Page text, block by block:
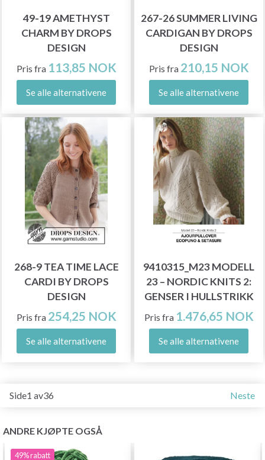
49-19 AMETHYST
CHARM BY DROPS
DESIGN
Pris fra 113,85 NOK
Se alle alternativene
267-26 SUMMER LIVING
CARDIGAN BY DROPS
DESIGN
Pris fra 210,15 NOK
Se alle alternativene
268-9 TEA TIME LACE
CARDI BY DROPS
DESIGN
Pris fra 254,25 NOK
Se alle alternativene
9410315_M23 MODELL
23 – NORDIC KNITS 2:
GENSER I HULLSTRIKK
Pris fra 1.476,65 NOK
Se alle alternativene
Side1 av36 Neste
ANDRE KJØPTE OGSÅ
49%rabatt